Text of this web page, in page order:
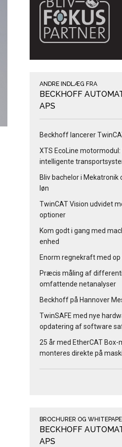
ANDRE INDLÆG FRA
BECKHOFF
APS
Beckhoff lancerer
XTS EcoLine
intelligente
Bliv bachelor i
løn
TwinCAT Vision udvidet
optioner
Kom godt i gang med
enhed
Enorm regnekraft med
Præcis måling af
omfattende netanalyser
Beckhoff på Hannover
TwinSAFE med nye
opdatering af software
25 år med EtherCAT Box-
monteres direkte på
BROCHURER OG
BECKHOFF
APS